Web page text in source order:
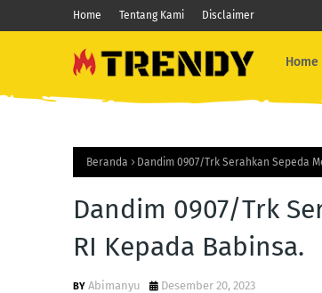
Home Tentang Kami Disclaimer
Home
Beranda Dandim 0907/Trk Serahkan Sepeda
Dandim 0907/Trk
RI Kepada Babinsa.
Abimanyu Desember 20, 2023